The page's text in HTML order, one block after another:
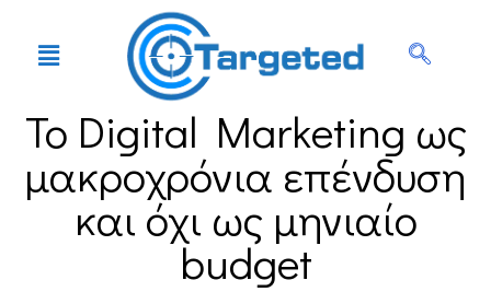
Το Digital Marketing ως
μακροχρόνια επένδυση
και όχι ως μηνιαίο
budget